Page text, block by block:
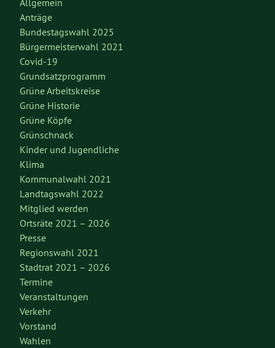
Anträge
Bundestagswahl 2025
Bürgermeisterwahl 2021
Covid-19
Grundsatzprogramm
Grüne Arbeitskreise
Grüne Historie
Grüne Köpfe
Grünschnack
Kinder und Jugendliche
Klima
Kommunalwahl 2021
Landtagswahl 2022
Mitglied werden
Ortsräte 2021 – 2026
Presse
Regionswahl 2021
Stadtrat 2021 – 2026
Termine
Veranstaltungen
Verkehr
Vorstand
Wahlen